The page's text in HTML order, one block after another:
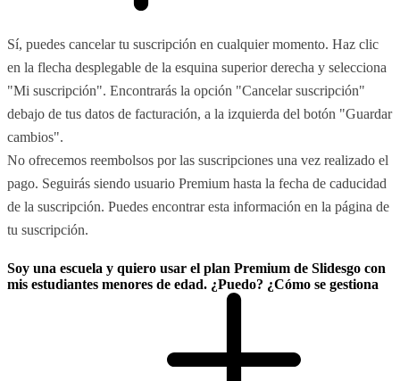
Sí, puedes cancelar tu suscripción en cualquier momento. Haz clic
en la flecha desplegable de la esquina superior derecha y selecciona
"Mi suscripción". Encontrarás la opción "Cancelar suscripción"
debajo de tus datos de facturación, a la izquierda del botón "Guardar
cambios".
No ofrecemos reembolsos por las suscripciones una vez realizado el
pago. Seguirás siendo usuario Premium hasta la fecha de caducidad
de la suscripción. Puedes encontrar esta información en la página de
tu suscripción.
Soy una escuela y quiero usar el plan Premium de Slidesgo con
mis estudiantes menores de edad. ¿Puedo? ¿Cómo se gestiona